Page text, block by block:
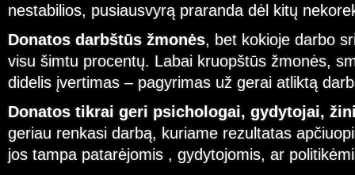
nestabilios, pusiausvyrą praranda dėl kitų
Donatos darbštūs žmonės, bet kokioje darbo
visu šimtu procentų. Labai kruopštūs žmonės,
didelis įvertimas – pagyrimas už gerai atliktą
Donatos tikrai geri psichologai, gydytojai,
geriau renkasi darbą, kuriame rezultatas
jos tampa patarėjomis , gydytojomis, ar